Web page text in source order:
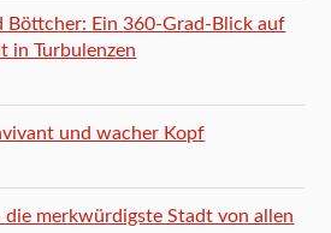
Böttcher: Ein 360-Grad-Blick auf
in Turbulenzen
und wacher Kopf
die merkwürdigste Stadt von allen